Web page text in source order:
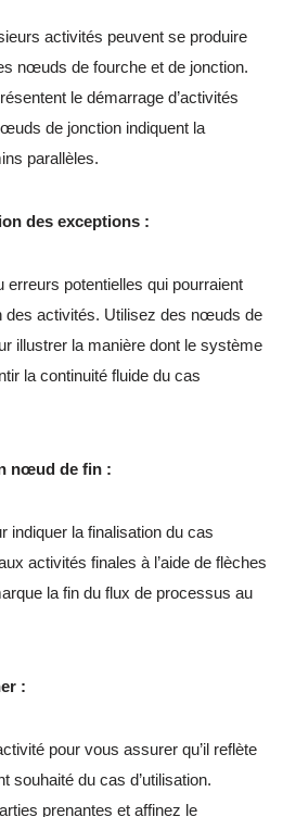
activités peuvent se produire
nœuds de fourche et de jonction.
le démarrage d’activités
de jonction indiquent la
parallèles.
des exceptions :
erreurs potentielles qui pourraient
des activités. Utilisez des nœuds de
illustrer la manière dont le système
la continuité fluide du cas
nœud de fin :
indiquer la finalisation du cas
activités finales à l’aide de flèches
la fin du flux de processus au
:
pour vous assurer qu’il reflète
souhaité du cas d’utilisation.
prenantes et affinez le